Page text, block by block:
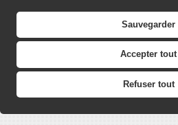
Sauvegarder
Accepter tout
Refuser tout